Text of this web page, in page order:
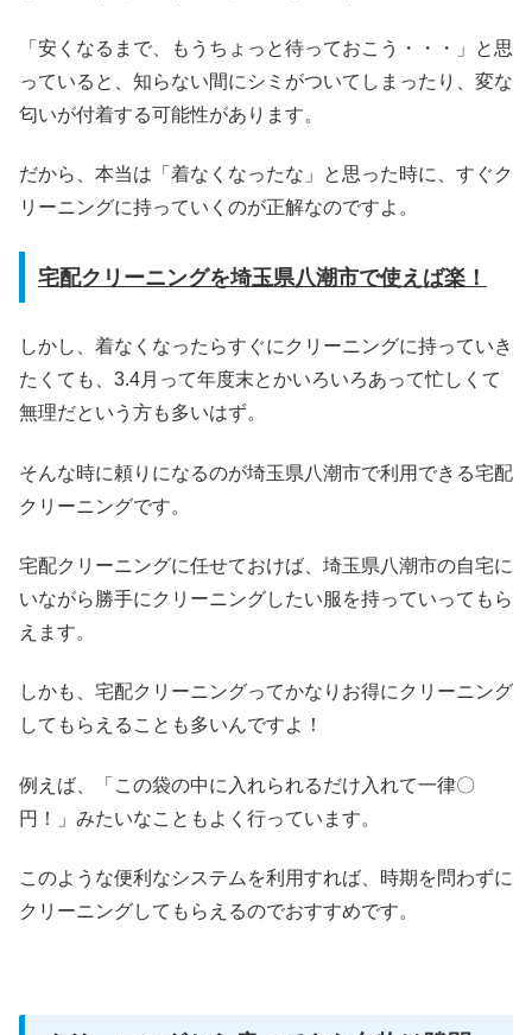
「安くなるまで、もうちょっと待っておこう・・・」と思
っていると、知らない間にシミがついてしまったり、変な
匂いが付着する可能性があります。
だから、本当は「着なくなったな」と思った時に、すぐク
リーニングに持っていくのが正解なのですよ。
宅配クリーニングを埼玉県八潮市で使えば楽！
しかし、着なくなったらすぐにクリーニングに持っていき
たくても、3.4月って年度末とかいろいろあって忙しくて
無理だという方も多いはず。
そんな時に頼りになるのが埼玉県八潮市で利用できる宅配
クリーニングです。
宅配クリーニングに任せておけば、埼玉県八潮市の自宅に
いながら勝手にクリーニングしたい服を持っていってもら
えます。
しかも、宅配クリーニングってかなりお得にクリーニング
してもらえることも多いんですよ！
例えば、「この袋の中に入れられるだけ入れて一律〇
円！」みたいなこともよく行っています。
このような便利なシステムを利用すれば、時期を問わずに
クリーニングしてもらえるのでおすすめです。